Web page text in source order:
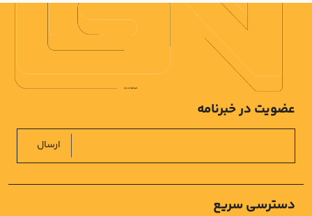
دسترسی سریع
عضویت در خبرنامه
ارسال